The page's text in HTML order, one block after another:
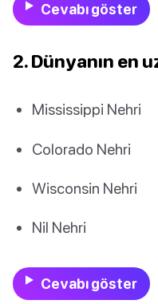
Cevabı göster
2. Dünyanın en
Mississippi Nehri
Colorado Nehri
Wisconsin Nehri
Nil Nehri
Cevabı göster